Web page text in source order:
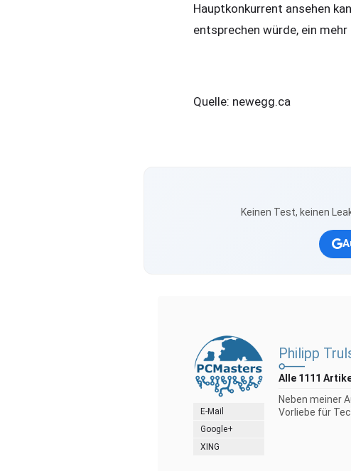
Hauptkonkurrent ansehen
entsprechen würde, ein
Quelle: newegg.ca
Keinen Test, keinen
E-Mail
Google+
XING
Philipp
Alle 1111
Neben meiner
Vorliebe für